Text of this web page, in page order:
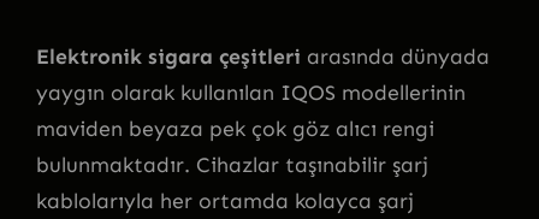
Elektronik sigara çeşitleri arasında dünyada
yaygın olarak kullanılan IQOS modellerinin
maviden beyaza pek çok göz alıcı rengi
bulunmaktadır. Cihazlar taşınabilir şarj
kablolarıyla her ortamda kolayca şarj